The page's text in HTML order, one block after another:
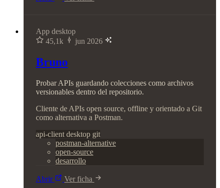
App desktop
45,1k
jun 2026
Bruno
Probar APIs guardando colecciones como archivos
versionables dentro del repositorio.
Cliente de APIs open source, offline y orientado a Git
como alternativa a Postman.
api-client desktop git
postman-alternative
open-source
desarrollo
Abrir Ver ficha